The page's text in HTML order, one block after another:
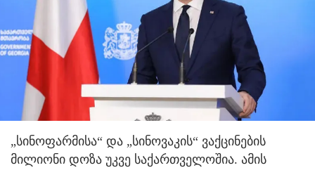
„სინოფარმისა“ და „სინოვაკის“ ვაქცინების
მილიონი დოზა უკვე საქართველოშია. ამის